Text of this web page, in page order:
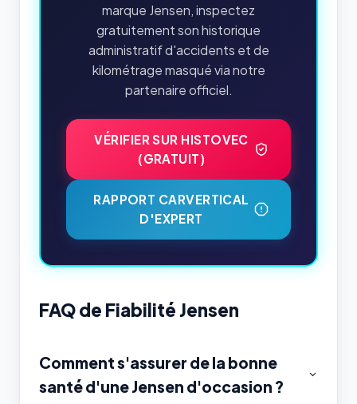
marque Jensen, inspectez
gratuitement son historique
administratif d'accidents et de
kilométrage masqué via notre
partenaire officiel.
VÉRIFIER SUR HISTOVEC
(GRATUIT)
RAPPORT CARVERTICAL
D'EXPERT
FAQ de Fiabilité Jensen
Comment s'assurer de la bonne
santé d'une Jensen d'occasion ?